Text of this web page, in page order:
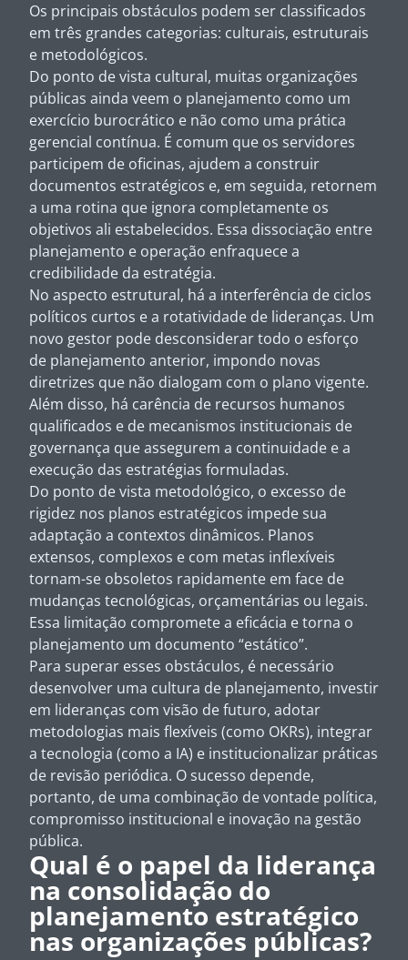
Os principais obstáculos podem ser classificados
em três grandes categorias: culturais, estruturais
e metodológicos.
Do ponto de vista cultural, muitas organizações
públicas ainda veem o planejamento como um
exercício burocrático e não como uma prática
gerencial contínua. É comum que os servidores
participem de oficinas, ajudem a construir
documentos estratégicos e, em seguida, retornem
a uma rotina que ignora completamente os
objetivos ali estabelecidos. Essa dissociação entre
planejamento e operação enfraquece a
credibilidade da estratégia.
No aspecto estrutural, há a interferência de ciclos
políticos curtos e a rotatividade de lideranças. Um
novo gestor pode desconsiderar todo o esforço
de planejamento anterior, impondo novas
diretrizes que não dialogam com o plano vigente.
Além disso, há carência de recursos humanos
qualificados e de mecanismos institucionais de
governança que assegurem a continuidade e a
execução das estratégias formuladas.
Do ponto de vista metodológico, o excesso de
rigidez nos planos estratégicos impede sua
adaptação a contextos dinâmicos. Planos
extensos, complexos e com metas inflexíveis
tornam-se obsoletos rapidamente em face de
mudanças tecnológicas, orçamentárias ou legais.
Essa limitação compromete a eficácia e torna o
planejamento um documento “estático”.
Para superar esses obstáculos, é necessário
desenvolver uma cultura de planejamento, investir
em lideranças com visão de futuro, adotar
metodologias mais flexíveis (como OKRs), integrar
a tecnologia (como a IA) e institucionalizar práticas
de revisão periódica. O sucesso depende,
portanto, de uma combinação de vontade política,
compromisso institucional e inovação na gestão
pública.
Qual é o papel da liderança
na consolidação do
planejamento estratégico
nas organizações públicas?